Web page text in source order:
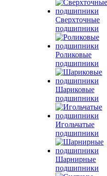
Сверхточные
подшипники
Роликовые
подшипники
Шариковые
подшипники
Игольчатые
подшипники
Шарнирные
подшипники